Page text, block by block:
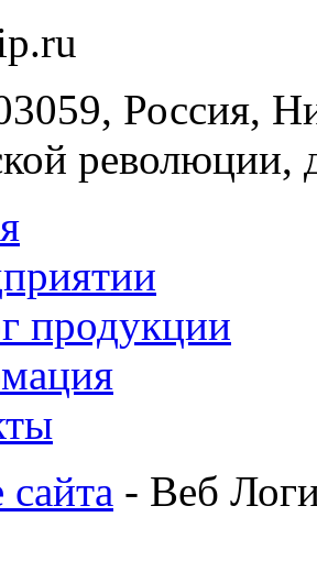
Россия,
революции,
продукции
- Веб